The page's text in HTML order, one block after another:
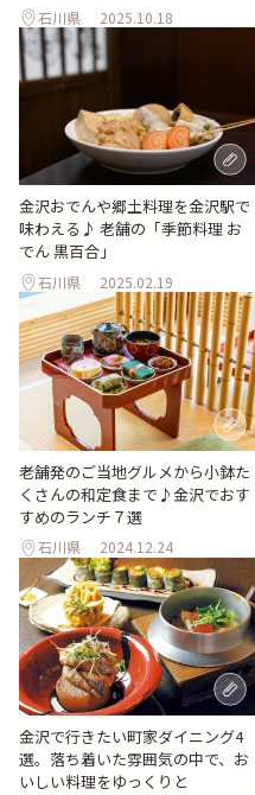
石川県 2025.10.18
金沢おでんや郷土料理を金沢駅で
味わえる♪ 老舗の「季節料理 お
でん 黒百合」
石川県 2025.02.19
老舗発のご当地グルメから小鉢た
くさんの和定食まで♪金沢でおす
すめのランチ７選
石川県 2024.12.24
金沢で行きたい町家ダイニング4
選。落ち着いた雰囲気の中で、お
いしい料理をゆっくりと